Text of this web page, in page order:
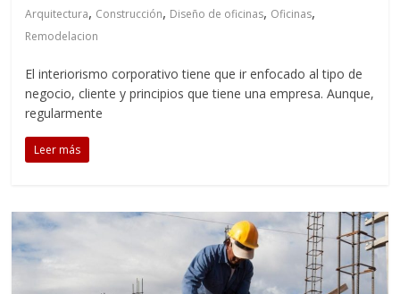
Arquitectura, Construcción, Diseño de oficinas, Oficinas,
Remodelacion
El interiorismo corporativo tiene que ir enfocado al tipo de
negocio, cliente y principios que tiene una empresa. Aunque,
regularmente
Leer más